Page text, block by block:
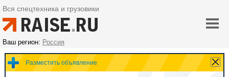
Вся спецтехника и грузовики
Ваш регион: Россия
Разместить объявление